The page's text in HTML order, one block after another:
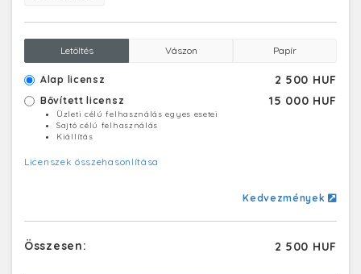
Letöltés Vászon Papír
Alap licensz 2 500 HUF
Bővített licensz 15 000 HUF
Üzleti célú felhasználás egyes esetei
Sajtó célú felhasználás
Kiállítás
Licenszek összehasonlítása
Kedvezmények
Összesen: 2 500 HUF